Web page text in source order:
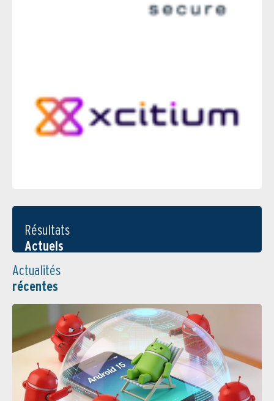
Résultats
Actuels
Actualités
récentes